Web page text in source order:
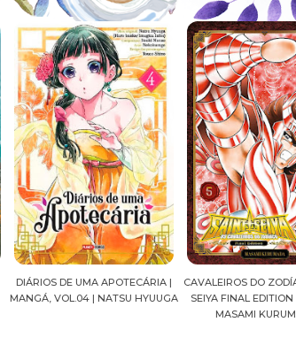
CAVALEIROS DO ZODÍACO: SAINT
SEIYA FINAL EDITION | VOL. 05 |
CROWN OF WAR
J.R.WARD